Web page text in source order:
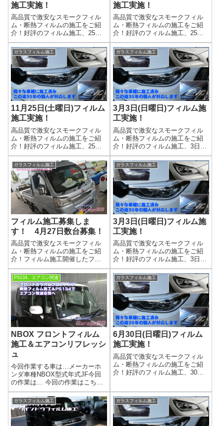
施工実施！
高品質で激安なスモークフィル
ム・断熱フィルムの施工をご紹
介！好評のフィルム施工、25日
に開催します！ 施工車両を募
集します(^^)/冬の強い日差しに断
熱フィルムはいかがですか？
お肌の日焼け対策になりますよ
(^_-)-☆ＬＩＮＴＥＣ高遮熱性...
施工実施！
高品質で激安なスモークフィル
ム・断熱フィルムの施工をご紹
介！好評のフィルム施工、25日
に開催します！ 施工車両を募
集します(^^)/今年の夏はまだまだ
暑い予感！？ 強い日差しに断
熱フィルムはいかがですか？
お肌の日焼け対策になりますよ
(^_...
ガラスフィルム施工
11月25日(土曜日)フィルム
施工実施！
高品質で激安なスモークフィル
ム・断熱フィルムの施工をご紹
介！好評のフィルム施工、25日
に開催します！ 施工車両を募
集します(^^)/冬の強い日差しに断
熱フィルムはいかがですか？
お肌の日焼け対策になりますよ
(^_-)-☆ＬＩＮＴＥＣ高遮熱性...
ガラスフィルム施工
3月3日(日曜日)フィルム施
工実施！
高品質で激安なスモークフィル
ム・断熱フィルムの施工をご紹
介！好評のフィルム施工、3日に
開催します！ 施工車両を募集
します(^^)/今年の夏は暑くなりそ
うな予感！？ 強い日差しに断
熱フィルムはいかがですか？
お肌の日焼け対策になりますよ
(^_...
ガラスフィルム施工
フィルム施工募集しま
す！ 4月27日数台募集！
高品質で激安なスモークフィル
ム・断熱フィルムの施工をご紹
介！フィルム施工開催したフィ
ルム施工会をご紹介熟練職人が
当店まで来てくれます当店では
定期開催ではなく、希望者の希
望日に数台を募集する感じでフ
ィルム施工を実施しています。
埃の入りにくいブ...
ガラスフィルム施工
3月3日(日曜日)フィルム施
工実施！
高品質で激安なスモークフィル
ム・断熱フィルムの施工をご紹
介！好評のフィルム施工、3日に
開催します！ 施工車両を募集
します(^^)/冬の強い日差しに断熱
フィルムはいかがですか？ お
肌の日焼け対策になりますよ
(^_-)-☆ＬＩＮＴＥＣ高遮熱性
能...
PS134、エアコン関連
NBOX フロントフィルム
施工＆エアコンリフレッシ
ュ
今回作業する車は…メーカーホ
ンダ車種NBOX型式年式JF今回
の作業は… 今回の作業はこち
ら…SNAP-ON PS134 エアコン
リフレッシュ作業＆フロント断
熱フィルム施工参考リンクワコ
ーズ製品の詳細はこちらwako's
PAC＋SNAP-O...
ガラスフィルム施工
6月30日(日曜日)フィルム
施工実施！
高品質で激安なスモークフィル
ム・断熱フィルムの施工をご紹
介！好評のフィルム施工、30日
そうな予感！？ 強い日差しに
断熱フィルムはいかがです
か？ お肌の日焼け対策になり
ますよ(^...
ガラスフィルム施工 ガラスフィルム施工